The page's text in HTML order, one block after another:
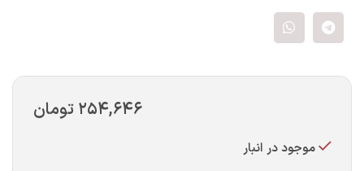
۲۵۴,۶۴۶ تومان
موجود در انبار